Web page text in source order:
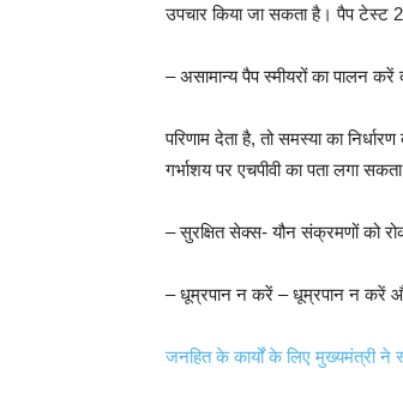
उपचार किया जा सकता है। पैप टेस्ट
– असामान्य पैप स्मीयरों का पालन
परिणाम देता है, तो समस्या का
गर्भाशय पर एचपीवी का पता लगा
– सुरक्षित सेक्स- यौन संक्रमणों को
– धूम्रपान न करें – धूम्रपान न करें
जनहित के कार्यों के लिए मुख्यमंत्री ने